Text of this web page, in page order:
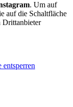
. Um auf
auf die Schaltfläche
Drittanbieter